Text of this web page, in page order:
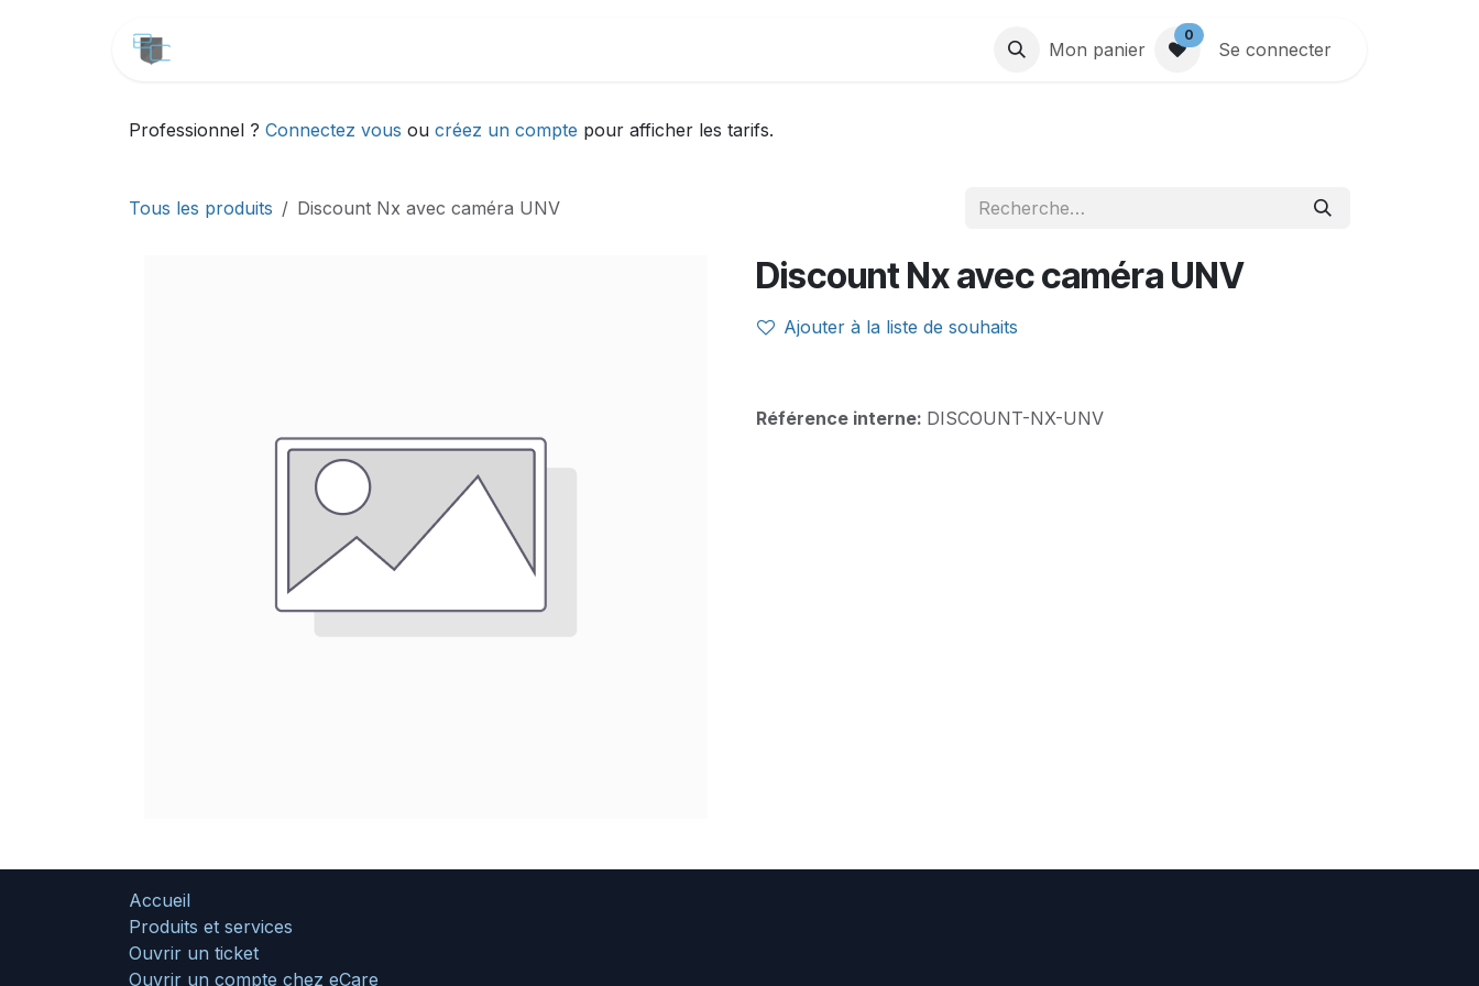
Mon panier
0
Se connecter
Professionnel ? Connectez vous ou créez un compte pour afficher les tarifs.
Tous les produits Discount Nx avec caméra UNV
Discount Nx avec caméra UNV
Ajouter à la liste de souhaits
Référence interne: DISCOUNT-NX-UNV
Accueil
Produits et services
Ouvrir un ticket
Ouvrir un compte chez eCare